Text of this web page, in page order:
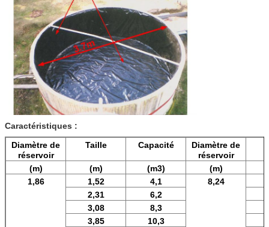
Caractéristiques :
Diamètre de
réservoir
Taille Capacité
Diamètre de
réservoir
(m) (m) (m3)
(m)
1,86
1,52 4,1 8,24
2,31
6,2
3,08
8,3
3,85
10,3